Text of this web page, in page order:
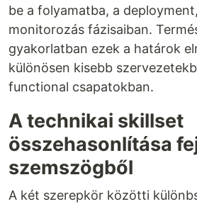
be a folyamatba, a
monitorozás fázisaiban.
gyakorlatban ezek a határok
különösen kisebb
functional csapatokban.
A technikai skillset
összehasonlítása
szemszögből
A két szerepkör közötti